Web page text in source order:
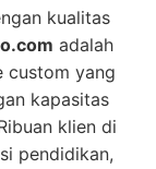
kualitas
adalah
custom yang
kapasitas
klien di
pendidikan,